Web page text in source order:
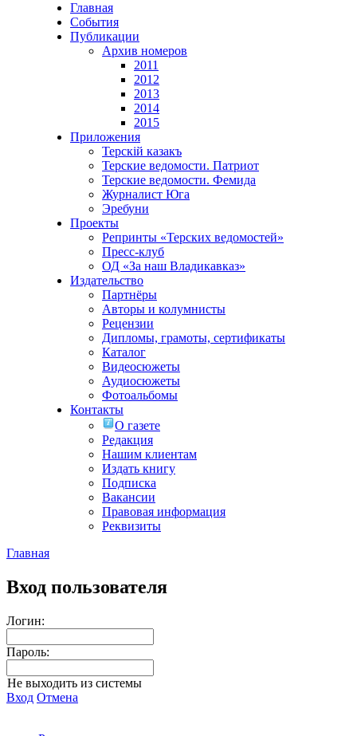
Главная
События
Публикации
Архив номеров
2011
2012
2013
2014
2015
Приложения
Терскiй казакъ
Терские ведомости. Патриот
Терские ведомости. Фемида
Журналист Юга
Эребуни
Проекты
Репринты «Терских ведомостей»
Пресс-клуб
ОД «За наш Владикавказ»
Издательство
Партнёры
Авторы и колумнисты
Рецензии
Дипломы, грамоты, сертификаты
Каталог
Видеосюжеты
Аудиосюжеты
Фотоальбомы
Контакты
О газете
Редакция
Нашим клиентам
Издать книгу
Подписка
Вакансии
Правовая информация
Реквизиты
Главная
Вход пользователя
Логин:
Пароль:
Не выходить из системы
Вход Отмена